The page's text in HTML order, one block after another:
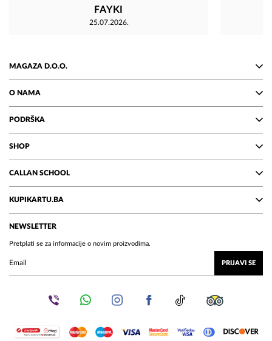
FAYKI
25.07.2026.
MAGAZA D.O.O.
O NAMA
PODRŠKA
SHOP
CALLAN SCHOOL
KUPIKARTU.BA
NEWSLETTER
Pretplati se za informacije o novim proizvodima.
PRIJAVI SE